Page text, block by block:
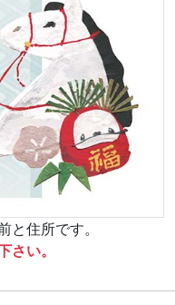
住所です。
さい。